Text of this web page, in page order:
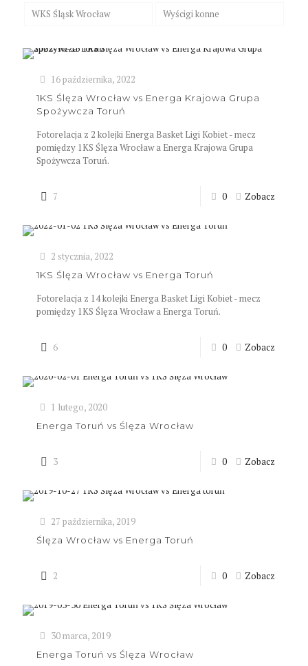
WKS Śląsk Wrocław Wyścigi konne
16 października, 2022
1KS Ślęza Wrocław vs Energa Krajowa Grupa
Spożywcza Toruń
Fotorelacja z 2 kolejki Energa Basket Ligi Kobiet - mecz
pomiędzy 1KS Ślęza Wrocław a Energa Krajowa Grupa
Spożywcza Toruń.
7 0 Zobacz
2 stycznia, 2022
1KS Ślęza Wrocław vs Energa Toruń
Fotorelacja z 14 kolejki Energa Basket Ligi Kobiet - mecz
pomiędzy 1KS Ślęza Wrocław a Energa Toruń.
6 0 Zobacz
1 lutego, 2020
Energa Toruń vs Ślęza Wrocław
3 0 Zobacz
27 października, 2019
Ślęza Wrocław vs Energa Toruń
2 0 Zobacz
30 marca, 2019
Energa Toruń vs Ślęza Wrocław